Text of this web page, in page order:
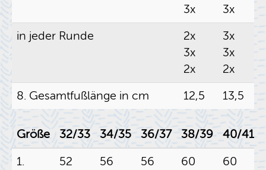
3x
3x
in jeder Runde
2x
3x
2x
3x
3x
2x
8. Ge­samt­fuß­län­ge in cm
12,5 13,5
Größe 32/33 34/35 36/37 38/39 40/41
1.
52
56
56
60
60